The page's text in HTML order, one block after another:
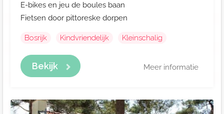
E-bikes en jeu de boules baan
Fietsen door pittoreske dorpen
Bosrijk Kindvriendelijk Kleinschalig
Bekijk Meer informatie